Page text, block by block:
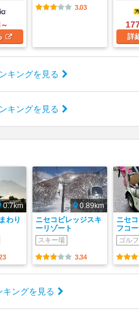
3.03
詳
キングを見る
キングを見る
0.7km
わり
0.89km
ニセコビレッジスキ
ーリゾート
スキー場
3.34
ニセ
フコ
ゴル
キングを見る